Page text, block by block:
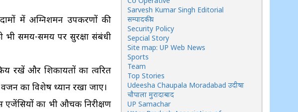
में अग्निशमन उपकरणों की
भी समय-समय पर सुरक्षा संबंधी
रखें और शिकायतों का त्वरित
वजन का विशेष ध्यान रखा जाए।
एजेंसियों का भी औचक निरीक्षण
Sarvesh Kumar Singh Editorial
सम्पादकीय
Security Policy
Sepcial Story
Site map: UP Web News
Sports
Team
Top Stories
Udeesha Chaupala Moradabad उदीषा
चौपाला मुरादाबाद
UP Samachar